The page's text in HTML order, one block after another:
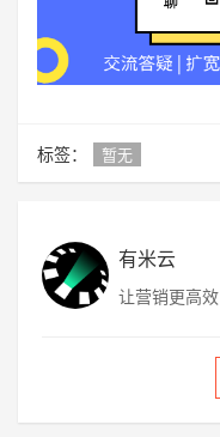
标签： 暂无
有米云
让营销更高效